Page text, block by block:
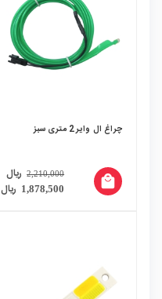
چراغ ال وایر 2 متری سبز
1,878,500 ریال
2,210,000 ریال local_mall